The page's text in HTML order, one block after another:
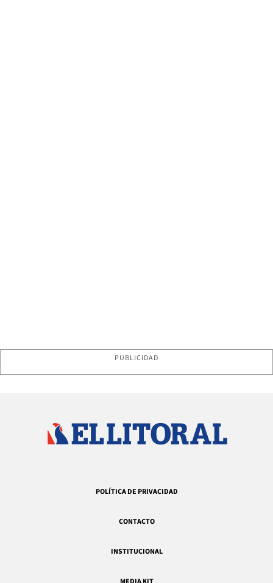
PUBLICIDAD
POLÍTICA DE PRIVACIDAD
CONTACTO
INSTITUCIONAL